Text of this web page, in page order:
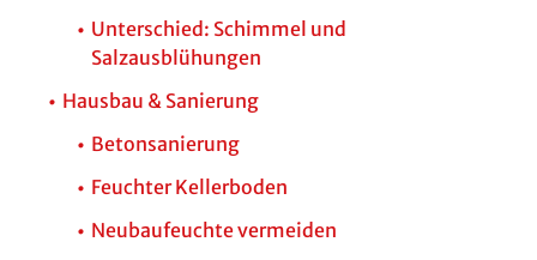
Unterschied: Schimmel und
Salzausblühungen
Hausbau & Sanierung
Betonsanierung
Feuchter Kellerboden
Neubaufeuchte vermeiden